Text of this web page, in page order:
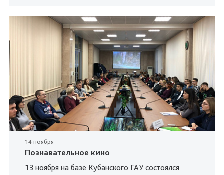
14 ноября
Познавательное кино
13 ноября на базе Кубанского ГАУ состоялся